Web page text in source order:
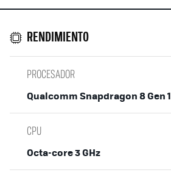
RENDIMIENTO
PROCESADOR
Qualcomm Snapdragon 8 Gen 1
CPU
Octa-core 3 GHz